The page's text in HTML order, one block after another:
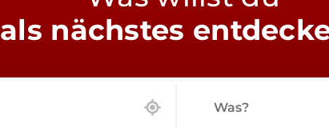
als nächstes
Was?